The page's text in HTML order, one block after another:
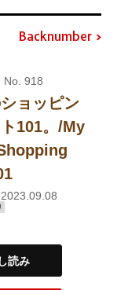
Backnumber
918
ョッピン
101。/My
読み